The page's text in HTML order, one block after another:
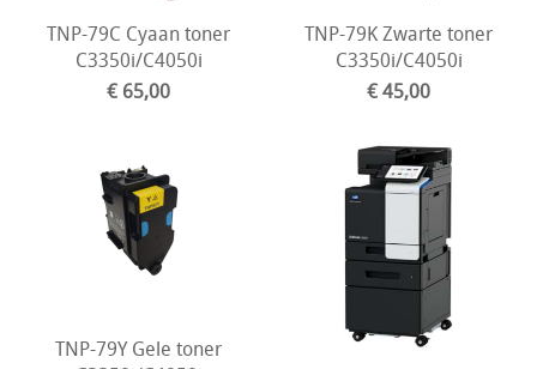
TNP-79C Cyaan toner
C3350i/C4050i
€ 65,00
TNP-79K Zwarte toner
C3350i/C4050i
€ 45,00
TNP-79Y Gele toner